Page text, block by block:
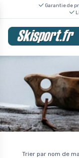
Garantie de